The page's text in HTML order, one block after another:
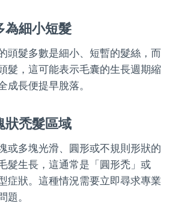
為細小短髮
頭髮多數是細小、短暫的髮絲，而
髮，這可能表示毛囊的生長週期縮
成長便提早脫落。
狀禿髮區域
或多塊光滑、圓形或不規則形狀的
髮生長，這通常是「圓形禿」或
症狀。這種情況需要立即尋求專業
題。